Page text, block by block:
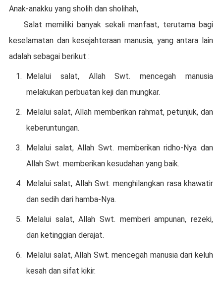
Anak-anakku yang sholih dan sholihah,
Salat memiliki banyak sekali manfaat, terutama bagi
keselamatan dan kesejahteraan manusia, yang antara lain
adalah sebagai berikut :
Melalui salat, Allah Swt. mencegah manusia
melakukan perbuatan keji dan mungkar.
Melalui salat, Allah memberikan rahmat, petunjuk, dan
keberuntungan.
Melalui salat, Allah Swt. memberikan ridho-Nya dan
Allah Swt. memberikan kesudahan yang baik.
Melalui salat, Allah Swt. menghilangkan rasa khawatir
dan sedih dari hamba-Nya.
Melalui salat, Allah Swt. memberi ampunan, rezeki,
dan ketinggian derajat.
Melalui salat, Allah Swt. mencegah manusia dari keluh
kesah dan sifat kikir.